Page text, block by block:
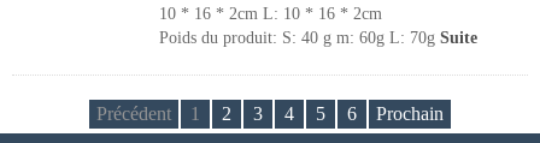
10 * 16 * 2cm L: 10 * 16 * 2cm
Poids du produit: S: 40 g m: 60g L: 70g Suite
Précédent 1 2 3 4 5 6 Prochain